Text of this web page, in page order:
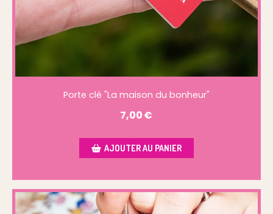
Porte clé "La maison du bonheur"
7,00€
AJOUTER AU PANIER